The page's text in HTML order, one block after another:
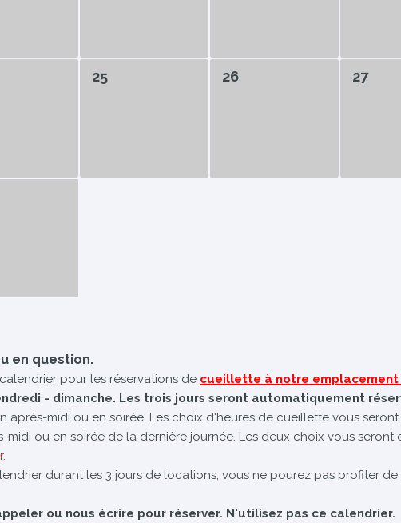
25 26 27
en question.
pour les réservations de cueillette à notre
- dimanche. Les trois jours seront automatiquement
midi ou en soirée. Les choix d'heures de cueillette vous
ou en soirée de la dernière journée. Les deux choix vous seront
.
durant les 3 jours de locations, vous ne pourez pas profiter
ou nous écrire pour réserver. N'utilisez pas ce calendrier.